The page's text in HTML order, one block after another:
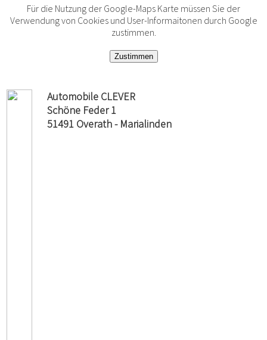
Für die Nutzung der Google-Maps Karte müssen Sie der
Verwendung von Cookies und User-Informaitonen durch Google
zustimmen.
Automobile CLEVER
Schöne Feder 1
51491 Overath - Marialinden